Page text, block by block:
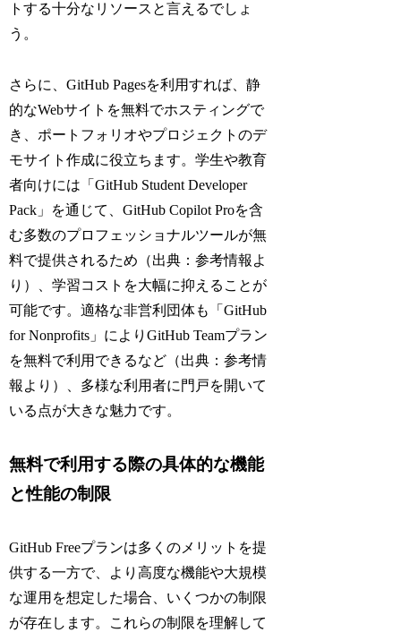
トする十分なリソースと言えるでしょ
う。
さらに、GitHub Pagesを利用すれば、静
的なWebサイトを無料でホスティングで
き、ポートフォリオやプロジェクトのデ
モサイト作成に役立ちます。学生や教育
者向けには「GitHub Student Developer
Pack」を通じて、GitHub Copilot Proを含
む多数のプロフェッショナルツールが無
料で提供されるため（出典：参考情報よ
り）、学習コストを大幅に抑えることが
可能です。適格な非営利団体も「GitHub
for Nonprofits」によりGitHub Teamプラン
を無料で利用できるなど（出典：参考情
報より）、多様な利用者に門戸を開いて
いる点が大きな魅力です。
無料で利用する際の具体的な機能
と性能の制限
GitHub Freeプランは多くのメリットを提
供する一方で、より高度な機能や大規模
な運用を想定した場合、いくつかの制限
が存在します。これらの制限を理解して